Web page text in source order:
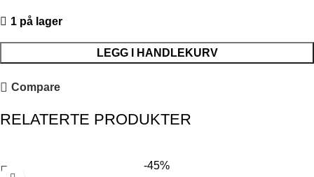
1 på lager
LEGG I HANDLEKURV
Compare
RELATERTE PRODUKTER
-45%